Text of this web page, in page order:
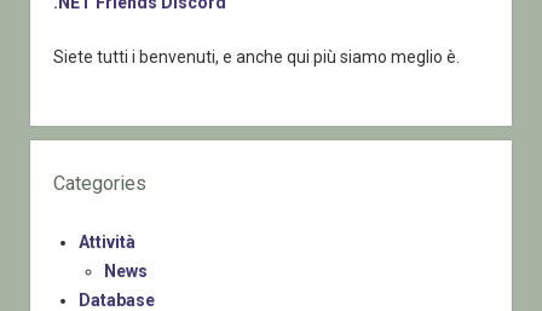
Siete tutti i benvenuti, e anche qui più siamo meglio è.
Categories
Attività
News
Database